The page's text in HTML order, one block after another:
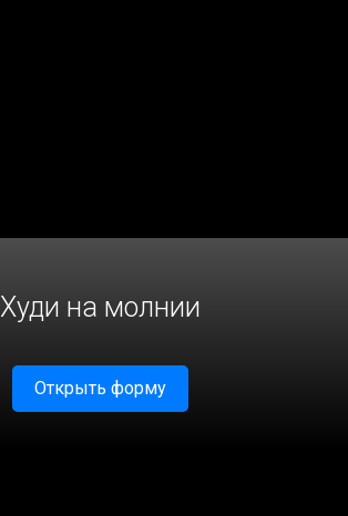
Худи на молнии
Открыть форму